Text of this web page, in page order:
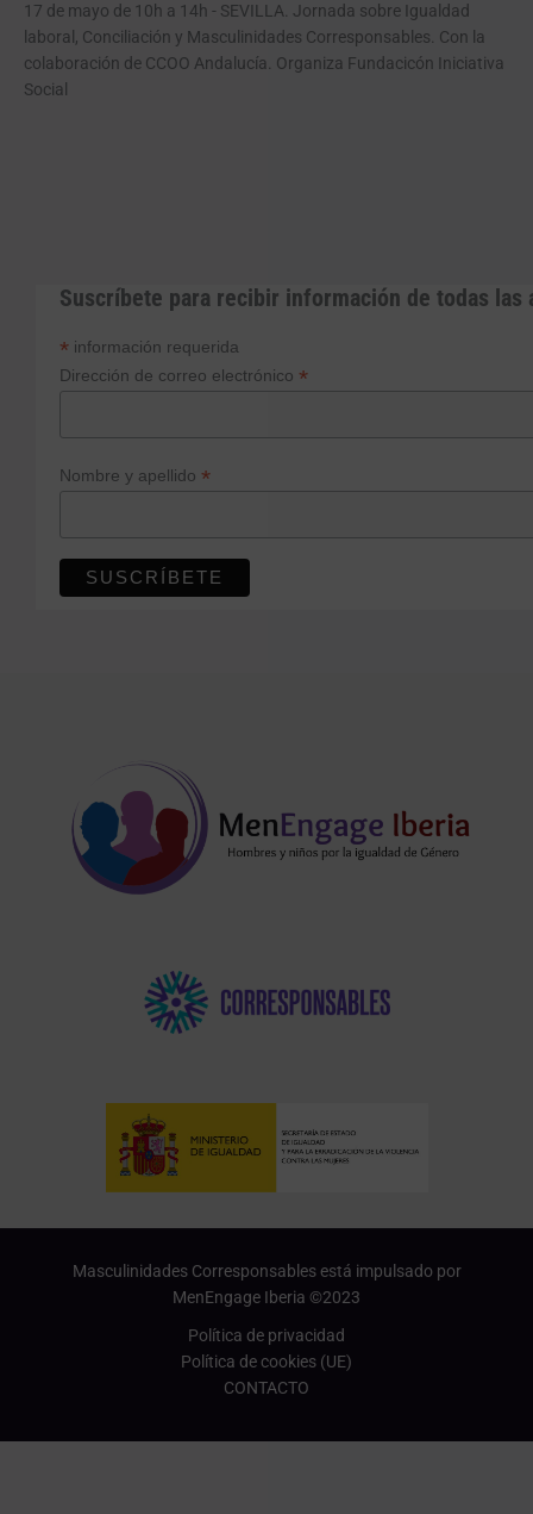
17 de mayo de 10h a 14h - SEVILLA. Jornada sobre Igualdad
laboral, Conciliación y Masculinidades Corresponsables. Con la
colaboración de CCOO Andalucía. Organiza Fundacicón Iniciativa
Social
Suscríbete para recibir información de todas las
* información requerida
Dirección de correo electrónico *
Nombre y apellido *
Masculinidades Corresponsables está impulsado por
MenEngage Iberia ©2023
Política de privacidad
Política de cookies (UE)
CONTACTO